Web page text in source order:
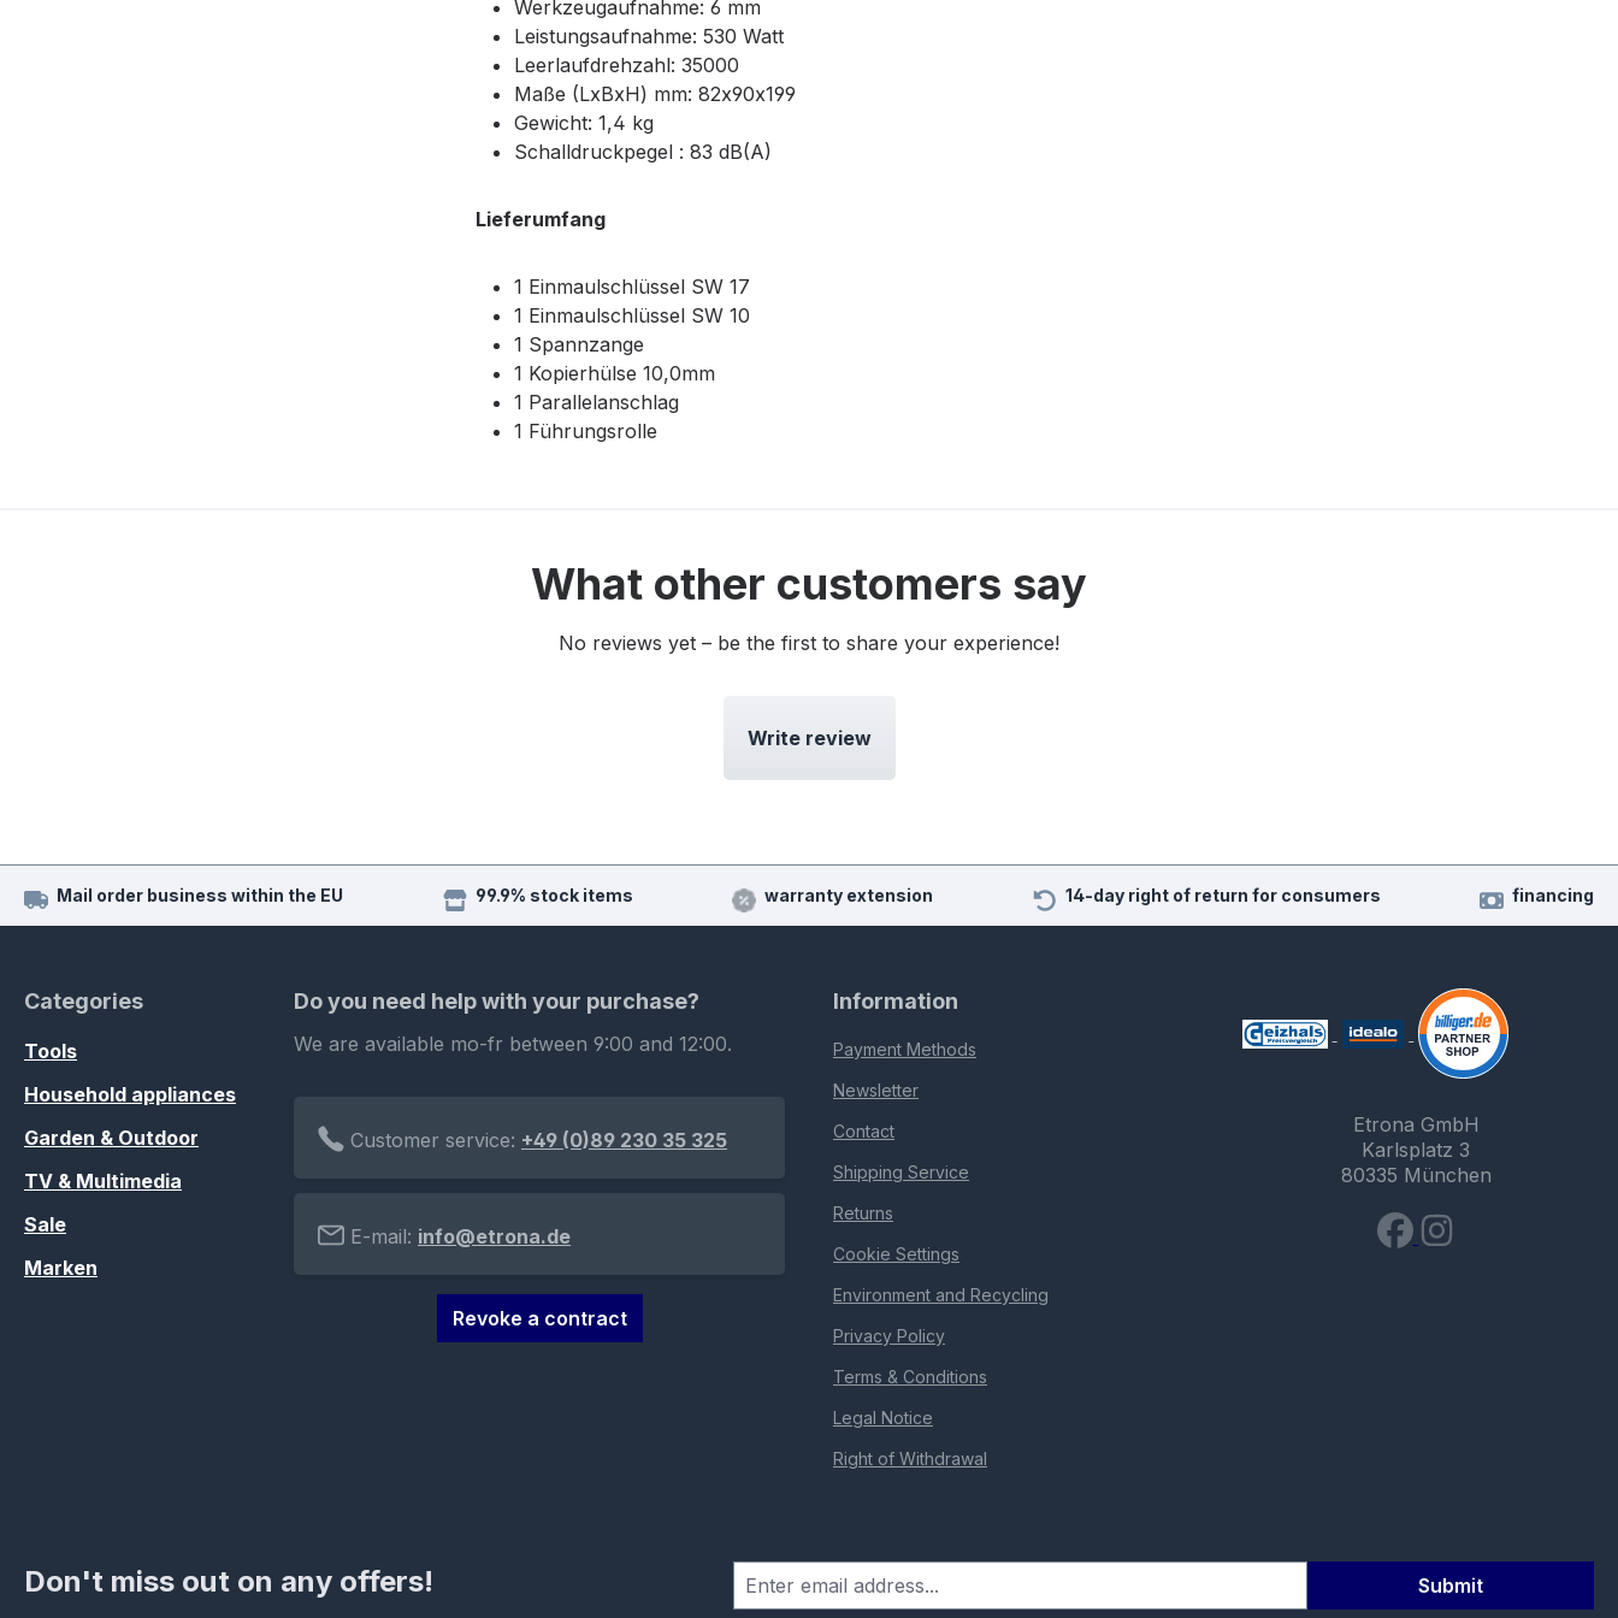
Werkzeugaufnahme: 6 mm
Leistungsaufnahme: 530 Watt
Leerlaufdrehzahl: 35000
Maße (LxBxH) mm: 82x90x199
Gewicht: 1,4 kg
Schalldruckpegel : 83 dB(A)
Lieferumfang
1 Einmaulschlüssel SW 17
1 Einmaulschlüssel SW 10
1 Spannzange
1 Kopierhülse 10,0mm
1 Parallelanschlag
1 Führungsrolle
What other customers say
No reviews yet – be the first to share your experience!
Write review
Mail order business within the EU 99.9% stock items warranty extension 14-day right of return for consumers financing
Categories
Tools
Household appliances
Garden & Outdoor
TV & Multimedia
Sale
Marken
Do you need help with your purchase?
We are available mo-fr between 9:00 and 12:00.
Customer service: +49 (0)89 230 35 325
E-mail: info@etrona.de
Revoke a contract
Information
Payment Methods
Newsletter
Contact
Shipping Service
Returns
Cookie Settings
Environment and Recycling
Privacy Policy
Terms & Conditions
Legal Notice
Right of Withdrawal
Etrona GmbH
Karlsplatz 3
80335 München
Don't miss out on any offers! Submit